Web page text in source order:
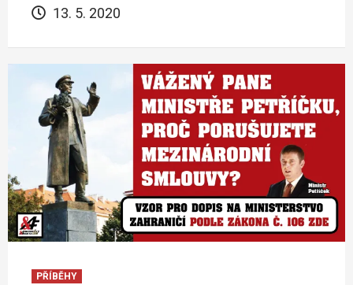
13. 5. 2020
PŘÍBĚHY